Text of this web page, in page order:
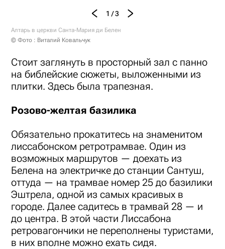
1 / 3
Алтарь в церкви Санта-Мария ди Белен
© Фото : Виталий Ковальчук
Стоит заглянуть в просторный зал с панно
на библейские сюжеты, выложенными из
плитки. Здесь была трапезная.
Розово-желтая базилика
Обязательно прокатитесь на знаменитом
лиссабонском ретротрамвае. Один из
возможных маршрутов — доехать из
Белена на электричке до станции Сантуш,
оттуда — на трамвае номер 25 до базилики
Эштрела, одной из самых красивых в
городе. Далее садитесь в трамвай 28 — и
до центра. В этой части Лиссабона
ретровагончики не переполнены туристами,
в них вполне можно ехать сидя.